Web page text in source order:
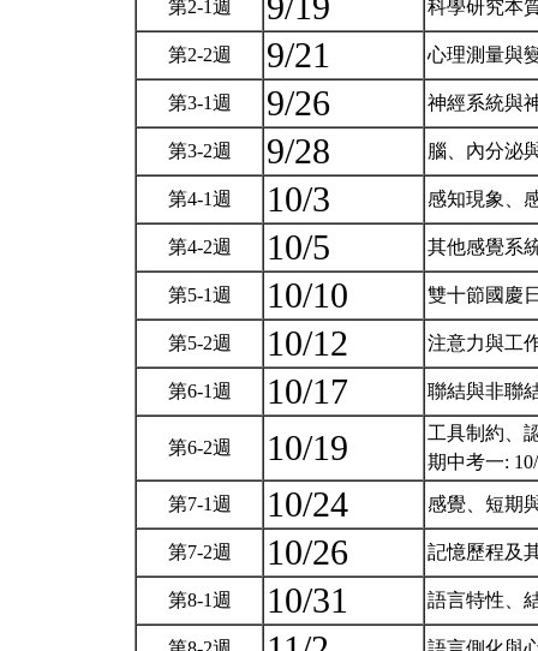
第2-1週 科學研究本
第2-2週 9/21 心理測量與
第3-1週 9/26 神經系統與
第3-2週 9/28 腦、內分泌
第4-1週 10/3 感知現象、
第4-2週 10/5 其他感覺系
第5-1週 10/10 雙十節國慶
第5-2週 10/12 注意力與工
第6-1週 10/17 聯結與非聯
第6-2週 10/19
工具制約、
期中考一:
第7-1週 10/24 感覺、短期
第7-2週 10/26 記憶歷程及
第8-1週 10/31 語言特性、